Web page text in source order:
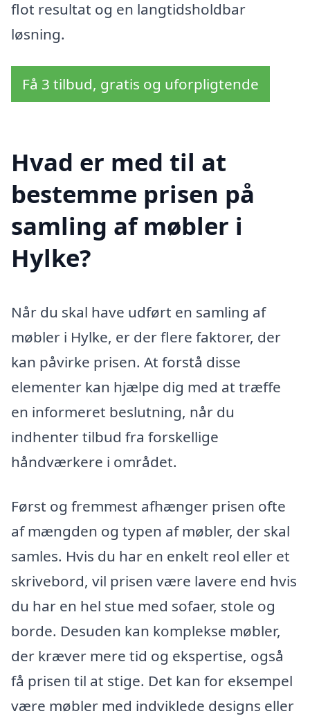
flot resultat og en langtidsholdbar
løsning.
Få 3 tilbud, gratis og uforpligtende
Hvad er med til at
bestemme prisen på
samling af møbler i
Hylke?
Når du skal have udført en samling af
møbler i Hylke, er der flere faktorer, der
kan påvirke prisen. At forstå disse
elementer kan hjælpe dig med at træffe
en informeret beslutning, når du
indhenter tilbud fra forskellige
håndværkere i området.
Først og fremmest afhænger prisen ofte
af mængden og typen af møbler, der skal
samles. Hvis du har en enkelt reol eller et
skrivebord, vil prisen være lavere end hvis
du har en hel stue med sofaer, stole og
borde. Desuden kan komplekse møbler,
der kræver mere tid og ekspertise, også
få prisen til at stige. Det kan for eksempel
være møbler med indviklede designs eller